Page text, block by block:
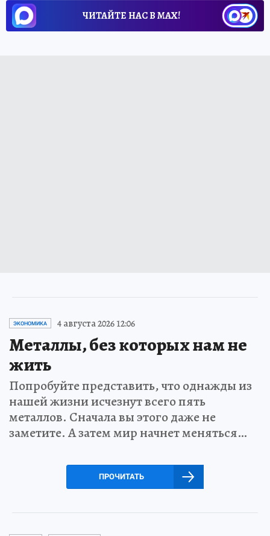
ЧИТАЙТЕ НАС В МАХ!
ЭКОНОМИКА 4 августа 2026 12:06
Металлы, без которых нам не
жить
Попробуйте представить, что однажды из
нашей жизни исчезнут всего пять
металлов. Сначала вы этого даже не
заметите. А затем мир начнет меняться…
ПРОЧИТАТЬ